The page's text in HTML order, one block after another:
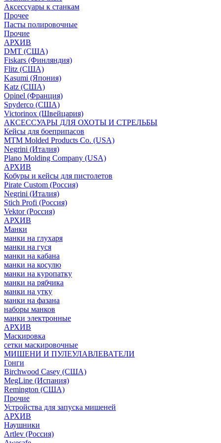
Аксессуары к станкам
Прочее
Пасты полировочные
Прочие
АРХИВ
DMT (США)
Fiskars (Финляндия)
Flitz (США)
Kasumi (Япония)
Katz (США)
Opinel (Франция)
Spyderco (США)
Victorinox (Швейцария)
АКСЕССУАРЫ ДЛЯ ОХОТЫ И СТРЕЛЬБЫ
Кейсы для боеприпасов
MTM Molded Products Co. (USA)
Negrini (Италия)
Plano Molding Company (USA)
АРХИВ
Кобуры и кейсы для пистолетов
Pirate Custom (Россия)
Negrini (Италия)
Stich Profi (Россия)
Vektor (Россия)
АРХИВ
Манки
манки на глухаря
манки на гуся
манки на кабана
манки на косулю
манки на куропатку
манки на рябчика
манки на утку
манки на фазана
наборы манков
манки электронные
АРХИВ
Маскировка
сетки маскировочные
МИШЕНИ И ПУЛЕУЛАВЛЕВАТЕЛИ
Гонги
Birchwood Casey (США)
MegLine (Испания)
Remington (США)
Прочие
Устройства для запуска мишеней
АРХИВ
Наушники
Artlev (Россия)